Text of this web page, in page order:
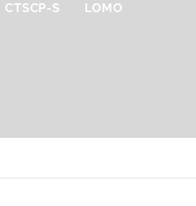
CTSCP-S LOMO